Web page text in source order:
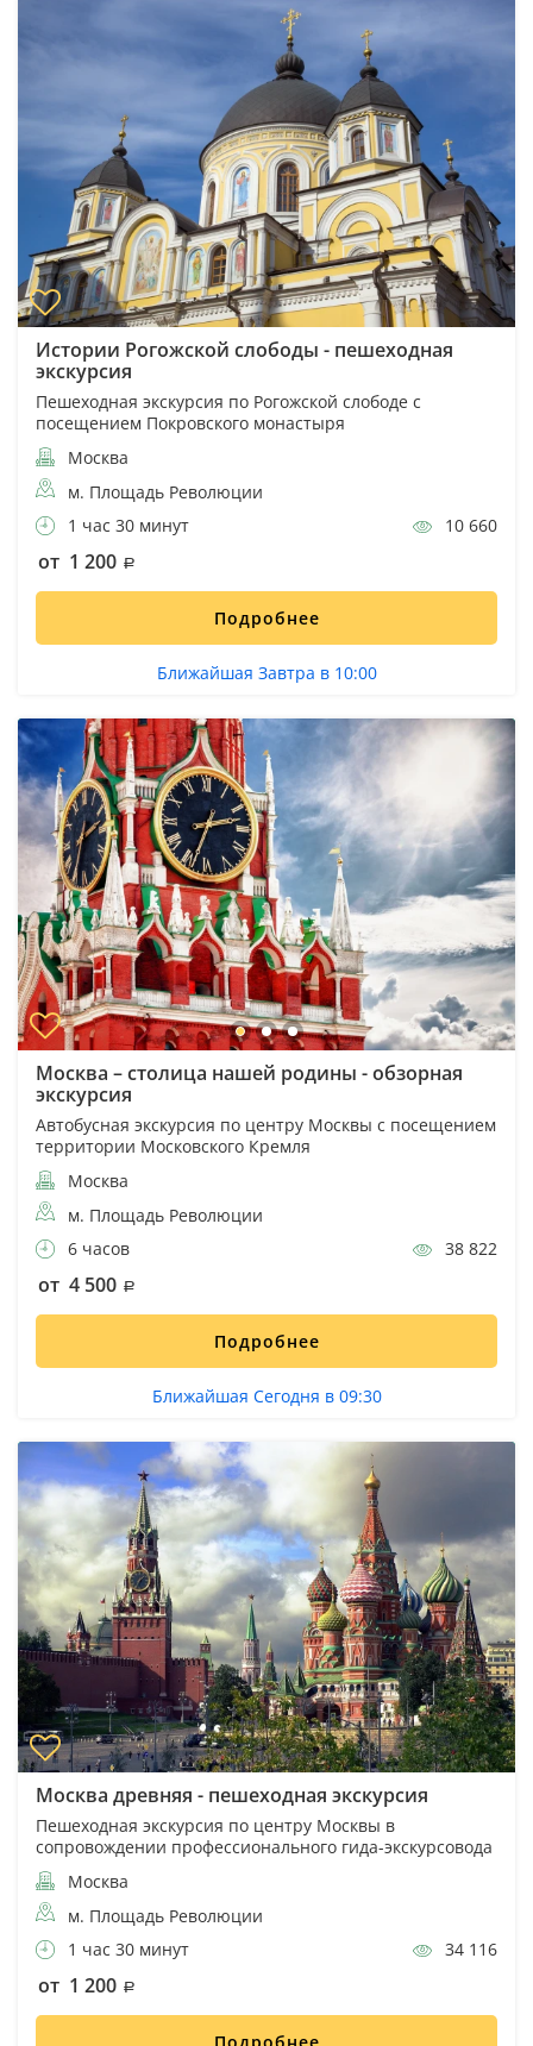
Истории Рогожской слободы - пешеходная
экскурсия
Пешеходная экскурсия по Рогожской слободе с
посещением Покровского монастыря
Москва
м. Площадь Революции
1 час 30 минут
10 660
от 1 200
Подробнее
Ближайшая Завтра в 10:00
Москва – столица нашей родины - обзорная
экскурсия
Автобусная экскурсия по центру Москвы с посещением
территории Московского Кремля
Москва
м. Площадь Революции
6 часов
38 822
от 4 500
Подробнее
Ближайшая Сегодня в 09:30
Москва древняя - пешеходная экскурсия
Пешеходная экскурсия по центру Москвы в
сопровождении профессионального гида-экскурсовода
Москва
м. Площадь Революции
1 час 30 минут
34 116
от 1 200